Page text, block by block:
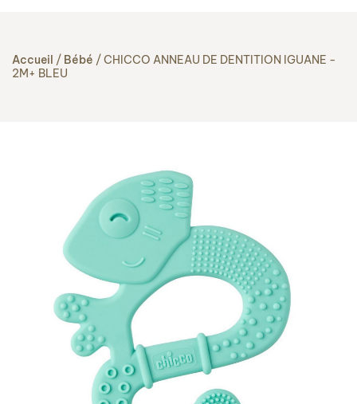
Accueil Bébé
CHICCO ANNEAU DE DENTITION IGUANE -
2M+ BLEU